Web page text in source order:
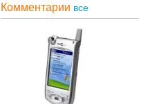
Комментарии все